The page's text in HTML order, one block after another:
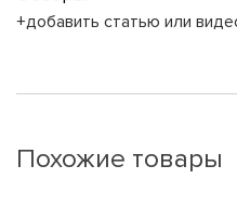
+добавить статью или
Похожие товары